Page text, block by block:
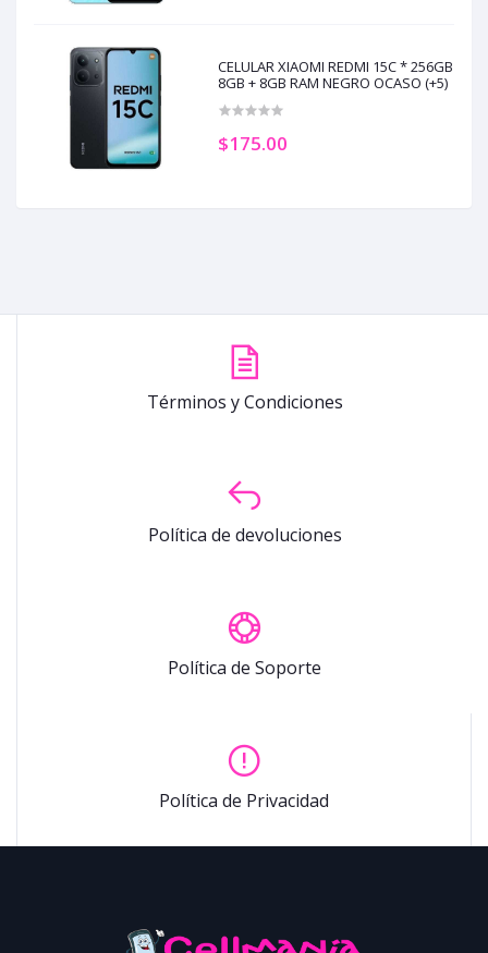
CELULAR XIAOMI REDMI 15C * 256GB
8GB + 8GB RAM NEGRO OCASO (+5)
$175.00
Términos y Condiciones
Política de devoluciones
Política de Soporte
Política de Privacidad